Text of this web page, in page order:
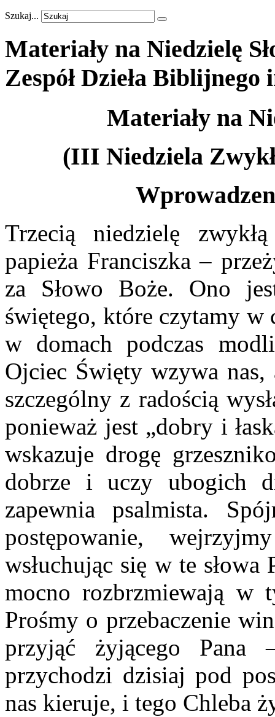
Szukaj...
Materiały na Niedzielę
Zespół Dzieła Biblijnego
Materiały na
(III Niedziela
Trzecią niedzielę
papieża Franciszka –
za Słowo Boże. Ono
świętego, które czytamy
w domach podczas
Ojciec Święty wzywa
szczególny z radością
ponieważ jest „dobry i
wskazuje drogę
dobrze i uczy ubogich
zapewnia psalmista.
postępowanie,
wsłuchując się w te
mocno rozbrzmiewają w
Prośmy o przebaczenie
przyjąć żyjącego Pana
przychodzi dzisiaj pod
nas kieruje, i tego Chleba